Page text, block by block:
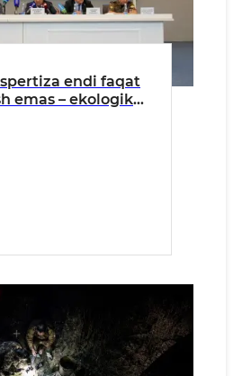
endi faqat
emas – ekologik